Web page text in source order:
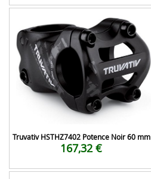
Truvativ HSTHZ7402 Potence Noir 60 mm
167,32 €